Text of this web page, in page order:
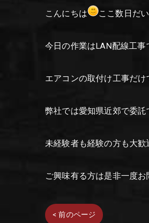
こんにちは ここ数日だ
今日の作業はLAN配線工事
エアコンの取付け工事だけ
弊社では愛知県近郊で委託
未経験者も経験の方も大歓
ご興味有る方は是非一度
< 前のページ